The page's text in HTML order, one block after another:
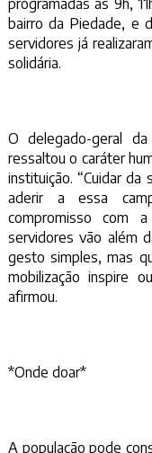
bairro da Piedade, e
servidores já
solidária.
O delegado-geral
ressaltou o caráter
instituição. “Cuidar da
aderir a essa
compromisso com
servidores vão além
gesto simples, mas
mobilização inspire
afirmou.
*Onde doar*
A população pode